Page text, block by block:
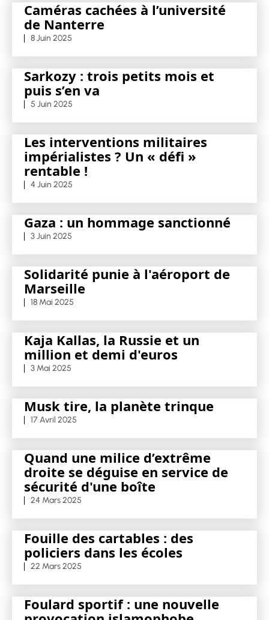
Caméras cachées à l’université
de Nanterre
8 Juin 2025
Sarkozy : trois petits mois et
puis s’en va
5 Juin 2025
Les interventions militaires
impérialistes ? Un « défi »
rentable !
4 Juin 2025
Gaza : un hommage sanctionné
3 Juin 2025
Solidarité punie à l'aéroport de
Marseille
18 Mai 2025
Kaja Kallas, la Russie et un
million et demi d'euros
3 Mai 2025
Musk tire, la planète trinque
17 Avril 2025
Quand une milice d’extrême
droite se déguise en service de
sécurité d'une boîte
24 Mars 2025
Fouille des cartables : des
policiers dans les écoles
22 Mars 2025
Foulard sportif : une nouvelle